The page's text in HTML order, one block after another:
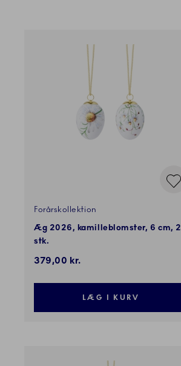
Forårskollektion
Æg 2026, kamilleblomster, 6 cm, 2
stk.
379,00 kr.
LÆG I KURV